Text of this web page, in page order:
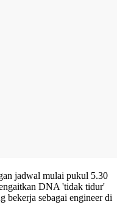
jadwal mulai pukul 5.30
DNA 'tidak tidur'
bekerja sebagai engineer di